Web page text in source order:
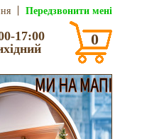
Передзвонити мені
17:00
0